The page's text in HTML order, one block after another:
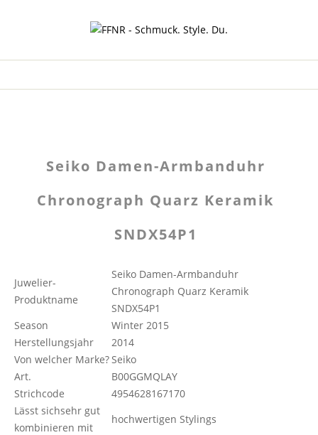
Seiko Damen-Armbanduhr
Chronograph Quarz Keramik
SNDX54P1
Juwelier-
Produktname
Seiko Damen-Armbanduhr
Chronograph Quarz Keramik
SNDX54P1
Season
Winter 2015
Herstellungsjahr
2014
Von welcher Marke?Seiko
Art.
B00GGMQLAY
Strichcode
4954628167170
Lässt sichsehr gut
kombinieren mit
hochwertigen Stylings